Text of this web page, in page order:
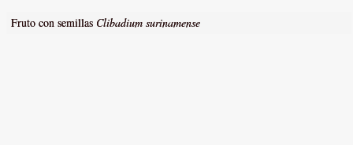
Fruto con semillas Clibadium surinamense